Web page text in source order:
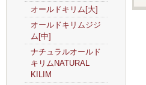
オールドキリム[大]
オールドキリムジジ
ム[中]
ナチュラルオールド
キリムNATURAL
KILIM